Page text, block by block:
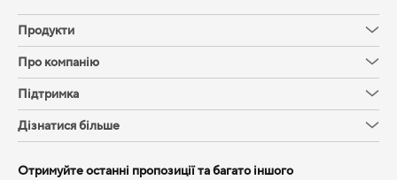
Продукти
Про компанію
Підтримка
Дізнатися більше
Отримуйте останні пропозиції та багато іншого